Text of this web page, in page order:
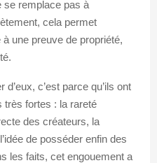
se remplace pas à
cela permet
une preuve de propriété,
c’est parce qu’ils ont
fortes : la rareté
des créateurs, la
de posséder enfin des
les faits, cet engouement a